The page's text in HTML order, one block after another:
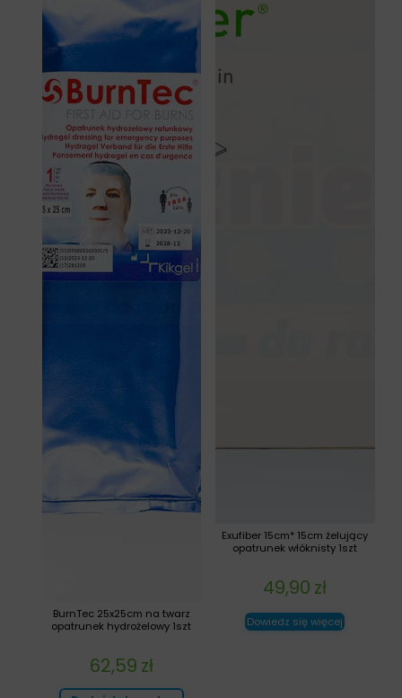
Exufiber 15cm* 15cm żelujący
opatrunek włóknisty 1szt
49,90 zł
Dowiedz się więcej
BurnTec 25x25cm na twarz
opatrunek hydrożelowy 1szt
62,59 zł